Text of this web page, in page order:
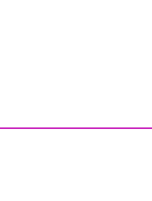
ao Facebook
ao